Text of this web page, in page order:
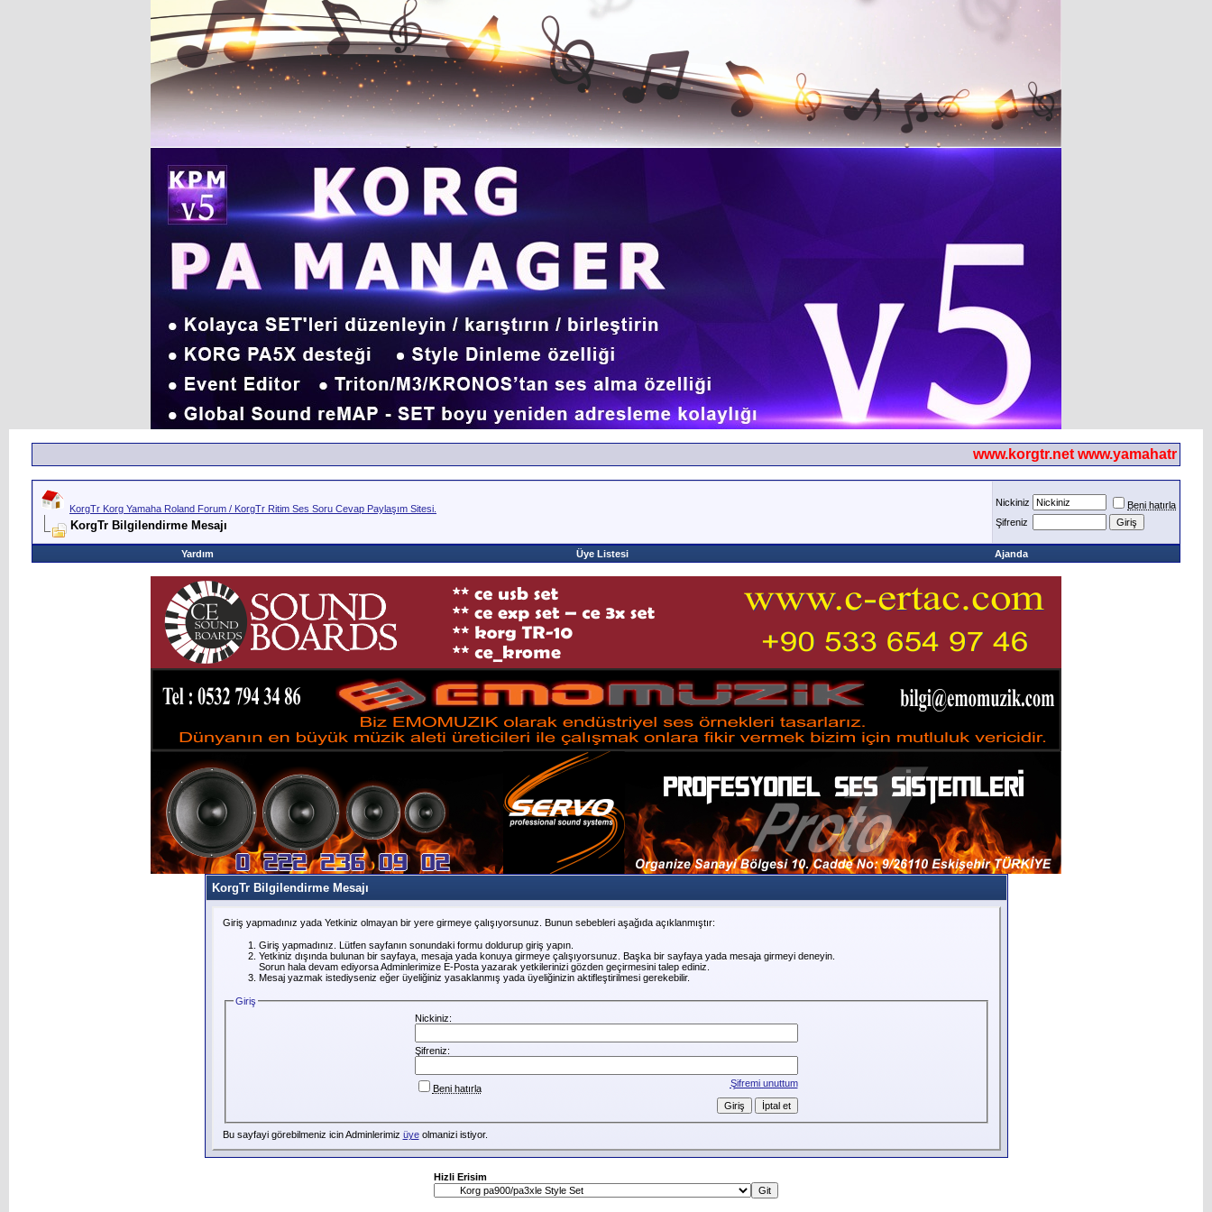
www.korgtr.net www.yamahatr.net
KorgTr Korg Yamaha Roland Forum / KorgTr Ritim Ses Soru Cevap Paylaşım Sitesi.
KorgTr Bilgilendirme Mesajı
Nickiniz
Beni hatırla
Şifreniz
Yardım Üye Listesi Ajanda
KorgTr Bilgilendirme Mesajı
Giriş yapmadınız yada Yetkiniz olmayan bir yere girmeye çalışıyorsunuz. Bunun sebebleri aşağıda açıklanmıştır:
Giriş yapmadınız. Lütfen sayfanın sonundaki formu doldurup giriş yapın.
Yetkiniz dışında bulunan bir sayfaya, mesaja yada konuya girmeye çalışıyorsunuz. Başka bir sayfaya yada mesaja girmeyi deneyin.
Sorun hala devam ediyorsa Adminlerimize E-Posta yazarak yetkilerinizi gözden geçirmesini talep ediniz.
Mesaj yazmak istediyseniz eğer üyeliğiniz yasaklanmış yada üyeliğinizin aktifleştirilmesi gerekebilir.
Giriş
Nickiniz:
Şifreniz:
Şifremi unuttum
Beni hatırla
Bu sayfayi görebilmeniz icin Adminlerimiz üyeolmanizi istiyor.
Hizli Erisim